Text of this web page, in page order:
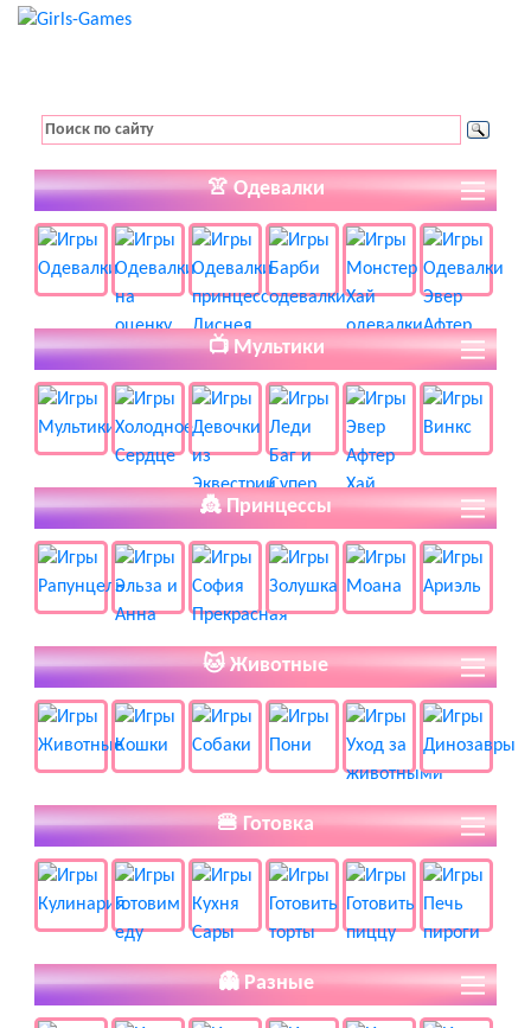
👚 Одевалки
📺 Мультики
👸 Принцессы
🐱 Животные
🍔 Готовка
👻 Разные